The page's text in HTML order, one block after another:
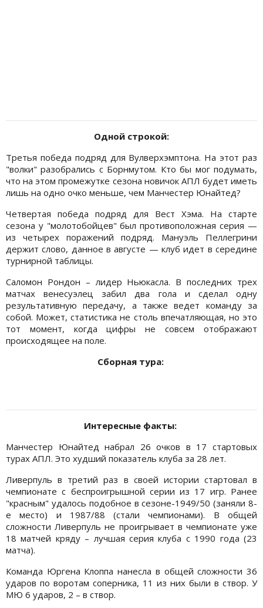
Одной строкой:
Третья победа подряд для Вулверхэмптона. На этот раз
"волки" разобрались с Борнмутом. Кто бы мог подумать,
что на этом промежутке сезона новичок АПЛ будет иметь
лишь на одно очко меньше, чем Манчестер Юнайтед?
Четвертая победа подряд для Вест Хэма. На старте
сезона у "молотобойцев" был противоположная серия —
из четырех поражений подряд. Мануэль Пеллегрини
держит слово, данное в августе — клуб идет в середине
турнирной таблицы.
Саломон Рондон – лидер Ньюкасла. В последних трех
матчах венесуэлец забил два гола и сделал одну
результативную передачу, а также ведет команду за
собой. Может, статистика не столь впечатляющая, но это
тот момент, когда цифры не совсем отображают
происходящее на поле.
Сборная тура:
Интересные факты:
Манчестер Юнайтед набрал 26 очков в 17 стартовых
турах АПЛ. Это худший показатель клуба за 28 лет.
Ливерпуль в третий раз в своей истории стартовал в
чемпионате с беспроигрышной серии из 17 игр. Ранее
"красным" удалось подобное в сезоне-1949/50 (заняли 8-
е место) и 1987/88 (стали чемпионами). В общей
сложности Ливерпуль не проигрывает в чемпионате уже
18 матчей кряду – лучшая серия клуба с 1990 года (23
матча).
Команда Юргена Клоппа нанесла в общей сложности 36
ударов по воротам соперника, 11 из них были в створ. У
МЮ 6 ударов, 2 – в створ.